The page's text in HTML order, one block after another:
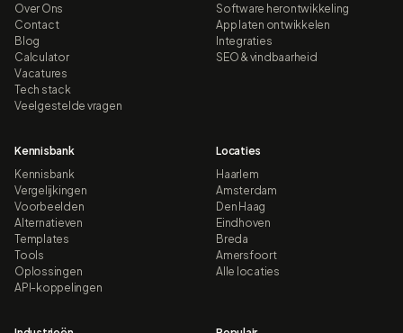
Over Ons
Contact
Blog
Calculator
Vacatures
Tech stack
Veelgestelde vragen
Software herontwikkeling
App laten ontwikkelen
Integraties
SEO & vindbaarheid
Kennisbank
Kennisbank
Vergelijkingen
Voorbeelden
Alternatieven
Templates
Tools
Oplossingen
API-koppelingen
Locaties
Haarlem
Amsterdam
Den Haag
Eindhoven
Breda
Amersfoort
Alle locaties